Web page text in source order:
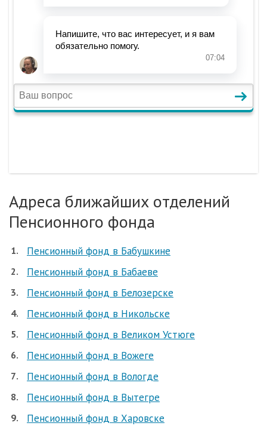
Адреса ближайших отделений
Пенсионного фонда
Пенсионный фонд в Бабушкине
Пенсионный фонд в Бабаеве
Пенсионный фонд в Белозерске
Пенсионный фонд в Никольске
Пенсионный фонд в Великом Устюге
Пенсионный фонд в Вожеге
Пенсионный фонд в Вологде
Пенсионный фонд в Вытегре
Пенсионный фонд в Харовске